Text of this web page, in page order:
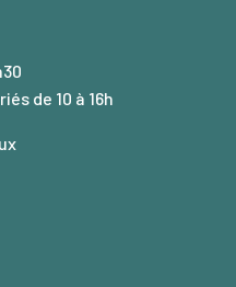
de 10 à 16h